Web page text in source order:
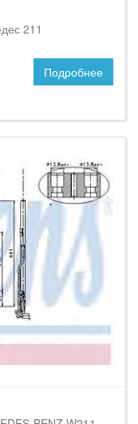
211
Подробнее